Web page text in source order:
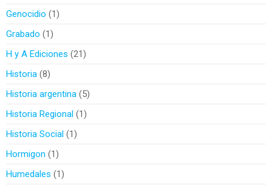
Genocidio
1
Grabado
1
H y A Ediciones 21
Historia 8
Historia argentina 5
Historia Regional 1
Historia Social 1
Hormigon
1
Humedales
1